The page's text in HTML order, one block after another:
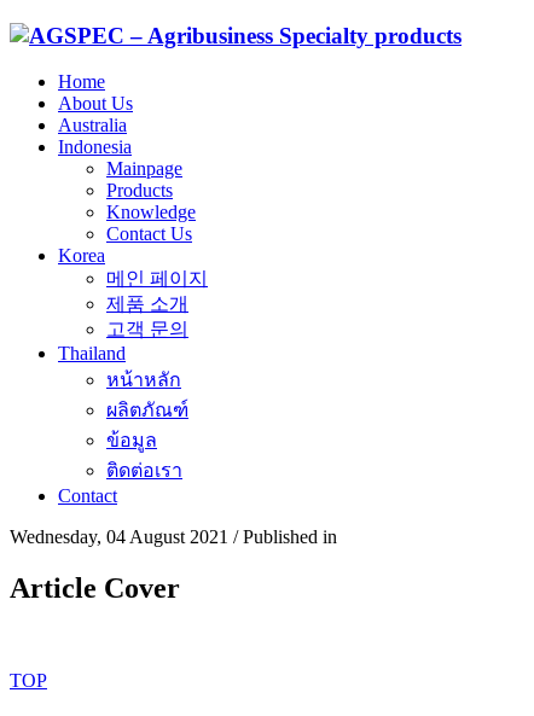
Home
About Us
Australia
Indonesia
Mainpage
Products
Knowledge
Contact Us
Korea
메인 페이지
제품 소개
고객 문의
Thailand
หน้าหลัก
ผลิตภัณฑ์
ข้อมูล
ติดต่อเรา
Contact
Wednesday, 04 August 2021 /Published in
Article Cover
TOP